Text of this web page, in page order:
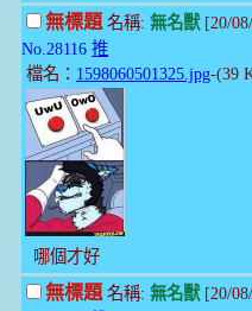
無標題名稱: 無名獸[20/
No.28116 推
檔名： 1598060501325.jpg-(39
哪個才好
無標題名稱: 無名獸[20/